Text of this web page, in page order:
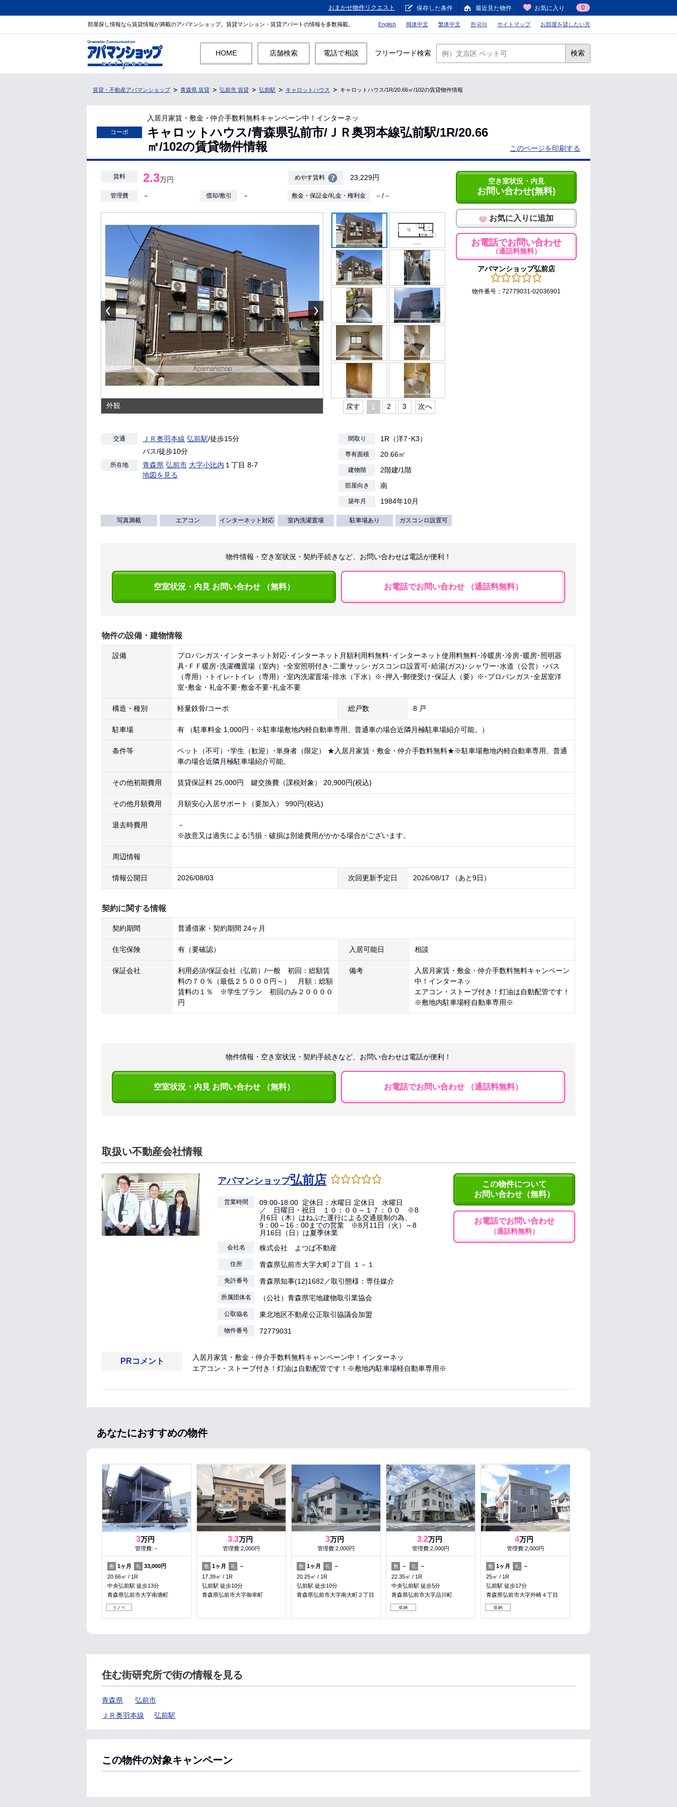
おまかせ物件リクエスト 保存した条件 最近見た物件 お気に入り 0
部屋探し情報なら賃貸情報が満載のアパマンショップ。賃貸マンション・賃貸アパートの情報を多数掲載。 English 簡体中文 繁体中文 한국어 サイトマップ お部屋を貸したい方
HOME 店舗検索 電話で相談 フリーワード検索 検索
賃貸・不動産アパマンショップ 青森県 賃貸 弘前市 賃貸 弘前駅 キャロットハウス キャロットハウス/1R/20.66㎡/102の賃貸物件情報
コーポ
入居月家賃・敷金・仲介手数料無料キャンペーン中！インターネッ
キャロットハウス/青森県弘前市/ＪＲ奥羽本線弘前駅/1R/20.66
㎡/102の賃貸物件情報
このページを印刷する
賃料 2.3万円 めやす賃料 23,229円
管理費 － 償却/敷引 － 敷金・保証金/礼金・権利金 －/－
外観 戻す 1 2 3 次へ
空き室状況・内見
お問い合わせ(無料)
お気に入りに追加
お電話でお問い合わせ
（通話料無料）
アパマンショップ弘前店
物件番号：72779031-02036901
交通 ＪＲ奥羽本線 弘前駅/徒歩15分
バス/徒歩10分
所在地 青森県 弘前市 大字小比内 １丁目 8-7
地図を見る
間取り 1R（洋7･K3）
専有面積 20.66㎡
建物階 2階建/1階
部屋向き 南
築年月 1984年10月
写真満載 エアコン インターネット対応 室内洗濯置場 駐車場あり ガスコンロ設置可
物件情報・空き室状況・契約手続きなど、お問い合わせは電話が便利！
空室状況・内見 お問い合わせ （無料） お電話でお問い合わせ （通話料無料）
物件の設備・建物情報
設備
プロパンガス･インターネット対応･インターネット月額利用料無料･インターネット使用料無料･冷暖房･冷房･暖房･照明器
具･ＦＦ暖房･洗濯機置場（室内）･全室照明付き･二重サッシ･ガスコンロ設置可･給湯(ガス)･シャワー･水道（公営）･バス
（専用）･トイレ･トイレ（専用）･室内洗濯置場･排水（下水）※･押入･郵便受け･保証人（要）※･プロパンガス･全居室洋
室･敷金・礼金不要･敷金不要･礼金不要
構造・種別 軽量鉄骨/コーポ 総戸数 8 戸
駐車場 有 （駐車料金 1,000円・※駐車場敷地内軽自動車専用、普通車の場合近隣月極駐車場紹介可能。）
条件等
ペット（不可）･学生（歓迎）･単身者（限定） ★入居月家賃・敷金・仲介手数料無料★※駐車場敷地内軽自動車専用、普通
車の場合近隣月極駐車場紹介可能。
その他初期費用 賃貸保証料 25,000円 鍵交換費（課税対象） 20,900円(税込)
その他月額費用 月額安心入居サポート（要加入） 990円(税込)
退去時費用
－
※故意又は過失による汚損・破損は別途費用がかかる場合がございます。
周辺情報
情報公開日 2026/08/03 次回更新予定日 2026/08/17 （あと9日 ）
契約に関する情報
契約期間 普通借家・契約期間 24ヶ月
住宅保険 有（要確認） 入居可能日 相談
保証会社
利用必須/保証会社（弘前）/一般 初回：総額賃
料の７０％（最低２５０００円～） 月額：総額
賃料の１％ ※学生プラン 初回のみ２００００
円
備考
入居月家賃・敷金・仲介手数料無料キャンペーン
中！インターネッ
エアコン・ストーブ付き！灯油は自動配管です！
※敷地内駐車場軽自動車専用※
物件情報・空き室状況・契約手続きなど、お問い合わせは電話が便利！
空室状況・内見 お問い合わせ （無料） お電話でお問い合わせ （通話料無料）
取扱い不動産会社情報
アパマンショップ弘前店
営業時間
09:00-18:00 定休日：水曜日 定休日 水曜日
／ 日曜日・祝日 １０：００～１７：００ ※8
月6日（木）はねぷた運行による交通規制の為、
9：00～16：00までの営業 ※8月11日（火）～8
月16日（日）は夏季休業
会社名 株式会社 よつば不動産
住所 青森県弘前市大字大町２丁目 １－１
免許番号 青森県知事(12)1682／取引態様：専任媒介
所属団体名 （公社）青森県宅地建物取引業協会
公取協名 東北地区不動産公正取引協議会加盟
物件番号 72779031
この物件について
お問い合わせ（無料）
お電話でお問い合わせ
（通話料無料）
PRコメント
入居月家賃・敷金・仲介手数料無料キャンペーン中！インターネッ
エアコン・ストーブ付き！灯油は自動配管です！※敷地内駐車場軽自動車専用※
あなたにおすすめの物件
3万円
管理費:－
敷 1ヶ月 礼 33,000円
20.66㎡
1R
中央弘前駅 徒歩13分
青森県弘前市大字南塘町
リノベ
3.3万円
管理費:2,000円
敷 1ヶ月 礼
－
17.39㎡
1R
弘前駅 徒歩10分
青森県弘前市大字御幸町
3万円
管理費:2,000円
敷 1ヶ月 礼
－
20.25㎡
1R
弘前駅 徒歩10分
青森県弘前市大字南大町２丁目
3.2万円
管理費:2,000円
敷 － 礼
－
22.35㎡
1R
中央弘前駅 徒歩5分
青森県弘前市大字品川町
収納
4万円
管理費:2,000円
敷 1ヶ月 礼
－
25㎡
1R
弘前駅 徒歩17分
青森県弘前市大字外崎４丁目
収納
住む街研究所で街の情報を見る
青森県
弘前市
ＪＲ奥羽本線
弘前駅
この物件の対象キャンペーン